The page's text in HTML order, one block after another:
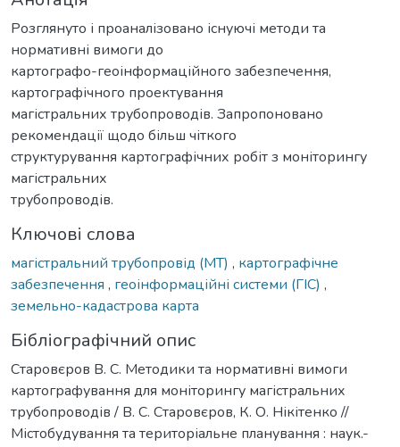
Розглянуто і проаналізовано існуючі методи та
нормативні вимоги до
картографо-геоінформаційного забезпечення,
картографічного проектування
магістральних трубопроводів. Запропоновано
рекомендації щодо більш чіткого
структурування картографічних робіт з моніторингу
магістральних
трубопроводів.
Ключові слова
магістральний трубопровід (МТ) , картографічне
забезпечення , геоінформаційні системи (ГІС) ,
земельно-кадастрова карта
Бібліографічний опис
Старовєров В. С. Методики та нормативні вимоги
картографування для моніторингу магістральних
трубопроводів / В. С. Старовєров, К. О. Нікітенко //
Містобудування та територіальне планування : наук.-